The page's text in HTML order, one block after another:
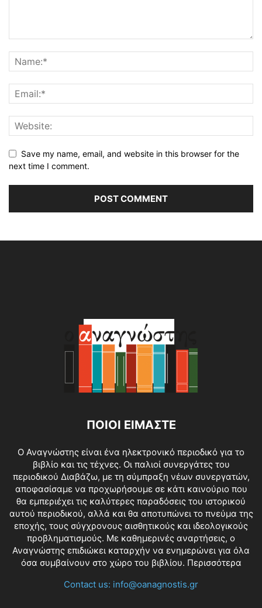
Save my name, email, and website in this browser for the
next time I comment.
ΠΟΙΟΙ ΕΙΜΑΣΤΕ
O Αναγνώστης είναι ένα ηλεκτρονικό περιοδικό για το
βιβλίο και τις τέχνες. Οι παλιοί συνεργάτες του
περιοδικού Διαβάζω, με τη σύμπραξη νέων συνεργατών,
αποφασίσαμε να προχωρήσουμε σε κάτι καινούριο που
θα εμπεριέχει τις καλύτερες παραδόσεις του ιστορικού
αυτού περιοδικού, αλλά και θα αποτυπώνει το πνεύμα της
εποχής, τους σύγχρονους αισθητικούς και ιδεολογικούς
προβληματισμούς. Με καθημερινές αναρτήσεις, ο
Αναγνώστης επιδιώκει καταρχήν να ενημερώνει για όλα
όσα συμβαίνουν στο χώρο του βιβλίου. Περισσότερα
Contact us: info@oanagnostis.gr